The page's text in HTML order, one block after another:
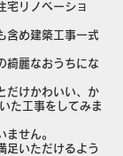
宅リノベーショ
含め建築工事一式
綺麗なおうちにな
だけかわいい、か
た工事をしてみま
ません。
足いただけるよう